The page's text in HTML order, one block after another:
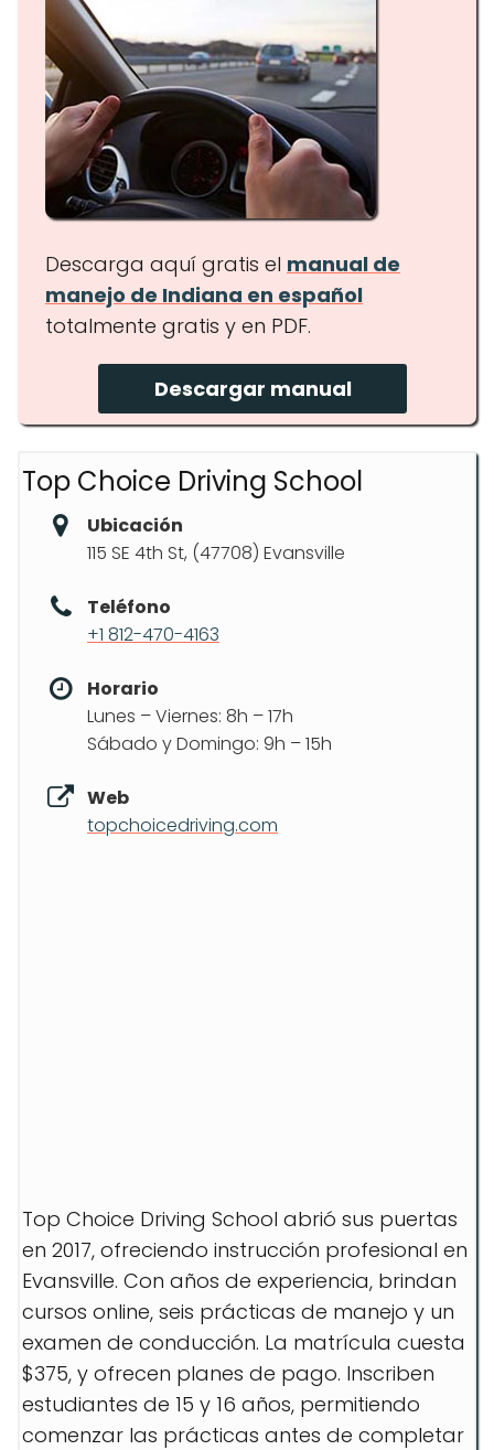
Descarga aquí gratis el manual de
manejo de Indiana en español
totalmente gratis y en PDF.
Descargar manual
Top Choice Driving School
Ubicación
115 SE 4th St, (47708) Evansville
Teléfono
+1 812-470-4163
Horario
Lunes – Viernes: 8h – 17h
Sábado y Domingo: 9h – 15h
Web
topchoicedriving.com
Top Choice Driving School abrió sus puertas
en 2017, ofreciendo instrucción profesional en
Evansville. Con años de experiencia, brindan
cursos online, seis prácticas de manejo y un
examen de conducción. La matrícula cuesta
$375, y ofrecen planes de pago. Inscriben
estudiantes de 15 y 16 años, permitiendo
comenzar las prácticas antes de completar